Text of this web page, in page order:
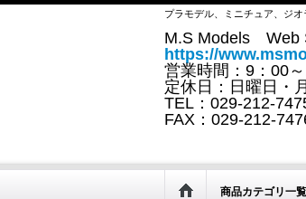
プラモデル、ミニチュア、ジ
M.S Models Web
https://
営業時間：9：00
定休日：日曜日・
TEL：029-212-
FAX：029-212-
商品カテゴリ一覧